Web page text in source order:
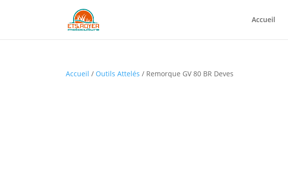
Accueil
Accueil / Outils Attelés / Remorque GV 80 BR Deves